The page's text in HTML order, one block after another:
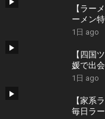
全国制
【ラー
ーメン
1日 ago
【四国
媛で出
1日 ago
【家系
毎日ラ